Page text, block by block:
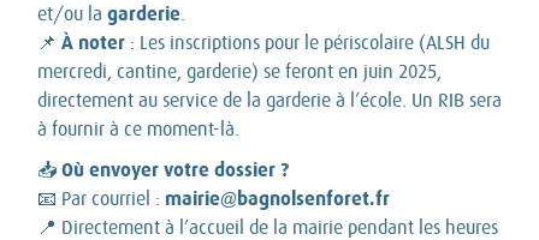
et/ou la garderie
📌 À noter : Les inscriptions pour le périscolaire (ALSH du
mercredi, cantine, garderie) se feront en juin 2025,
directement au service de la garderie à l’école. Un RIB sera
à fournir à ce moment-là.
📥 Où envoyer votre dossier ?
📧 Par courriel : mairie@bagnolsenforet.fr
📍 Directement à l’accueil de la mairie pendant les heures